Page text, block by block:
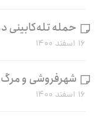
حمله تله‌کابینی
۱۶ اسفند ۱۴۰۰
شهرفروشی و مرگ
۱۶ اسفند ۱۴۰۰